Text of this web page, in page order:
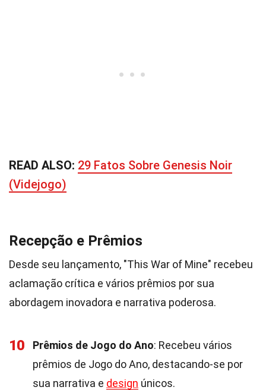
READ ALSO: 29 Fatos Sobre Genesis Noir
(Videjogo)
Recepção e Prêmios
Desde seu lançamento, "This War of Mine" recebeu
aclamação crítica e vários prêmios por sua
abordagem inovadora e narrativa poderosa.
10 Prêmios de Jogo do Ano: Recebeu vários
prêmios de Jogo do Ano, destacando-se por
sua narrativa e design únicos.